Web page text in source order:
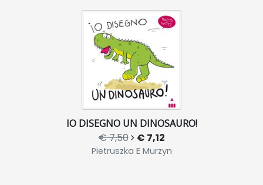
IO DISEGNO UN DINOSAURO!
€ 7,50 € 7,12
Pietruszka E Murzyn